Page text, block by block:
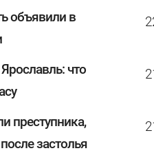
объявили в
что
преступника,
застолья